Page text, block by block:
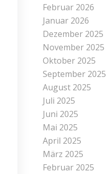
Februar 2026
Januar 2026
Dezember 2025
November 2025
Oktober 2025
September 2025
August 2025
Juli 2025
Juni 2025
Mai 2025
April 2025
März 2025
Februar 2025